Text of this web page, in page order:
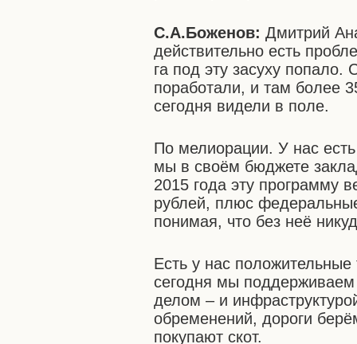
С.А.Боженов:Дмитрий
действительно есть
га под эту засуху попало.
поработали, и там более
сегодня видели в поле.
По мелиорации. У нас
мы в своём бюджете
2015 года эту программу
рублей, плюс
понимая, что без неё
Есть у нас
сегодня мы
делом – и
обременений, дороги
покупают скот.